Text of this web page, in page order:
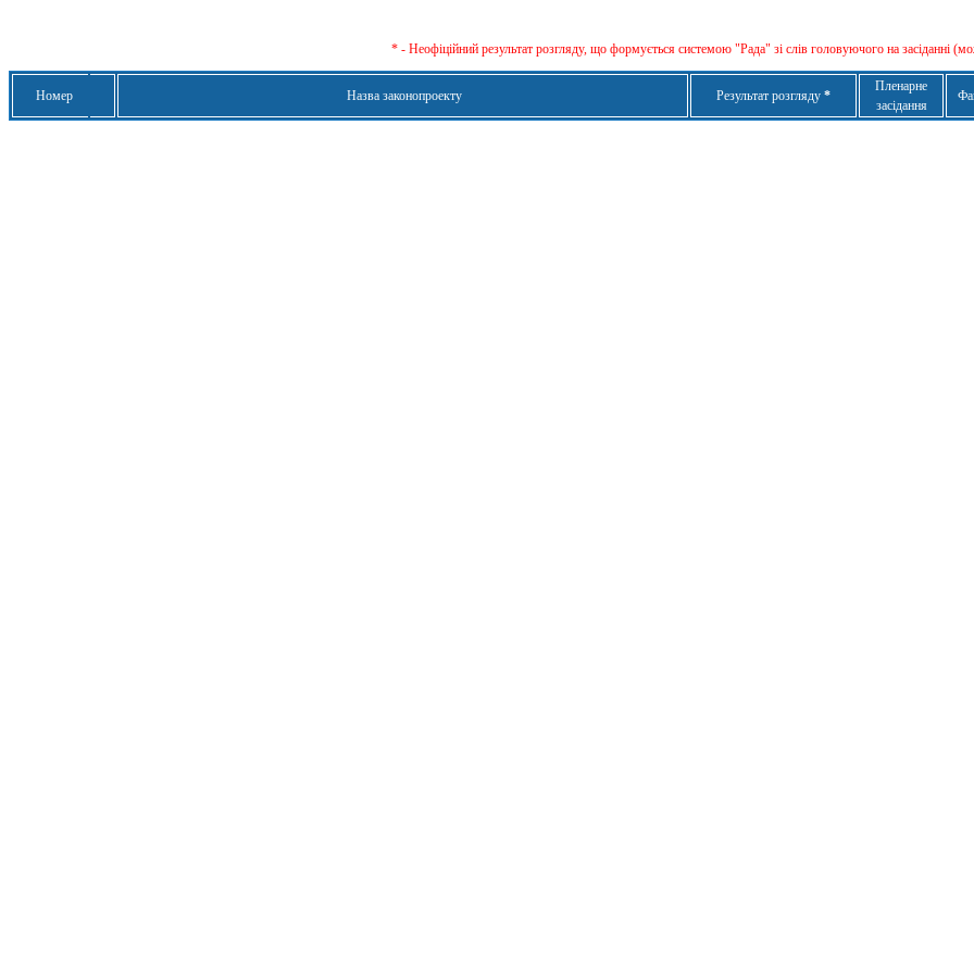
* - Неофіційний результат розгляду, що формується сиcтемою "Рада" зі слів головуючого на засіданні
Номер Назва законопроекту Результат розгляду *
Пленарне
засідання